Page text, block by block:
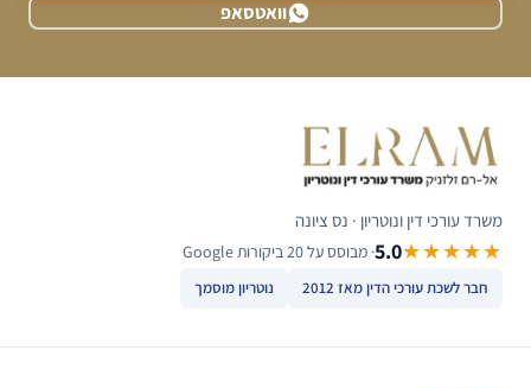
וואטסאפ
משרד עורכי דין ונוטריון · נס ציונה
★★★★★
5.0· מבוסס על 20 ביקורות Google
חבר לשכת עורכי הדין מאז 2012 נוטריון מוסמך